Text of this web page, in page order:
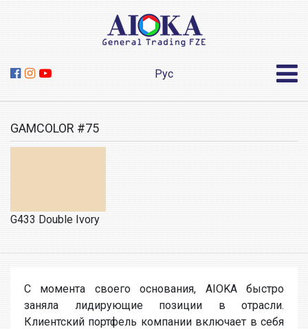
Рус
GAMCOLOR #75
G433 Double Ivory
С момента своего основания, AIOKA быстро
заняла лидирующие позиции в отрасли.
Клиентский портфель компании включает в себя